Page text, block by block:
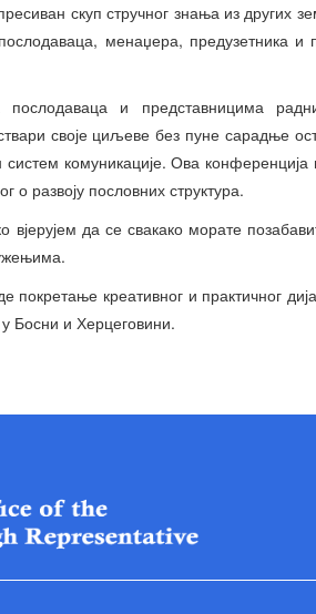
скуп стручног знања из других
менаџера, предузетника и
послодаваца и представницима
своје циљеве без пуне сарадње
комуникације. Ова
о развоју пословних структура.
да се свакако морате
креативног и практичног
Босни и Херцеговини.